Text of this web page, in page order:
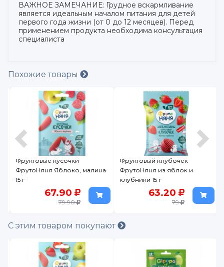
ВАЖНОЕ ЗАМЕЧАНИЕ: Грудное вскармливание
является идеальным началом питания для детей
первого года жизни (от 0 до 12 месяцев). Перед
применением продукта необходима консультация
специалиста
Похожие товары
Фруктовые кусочки
ФрутоНяня Яблоко, малина
15 г
67.90
79.90
Фруктовый клубочек
ФрутоНяня из яблок и
клубники 15 г
63.20
79
С этим товаром покупают